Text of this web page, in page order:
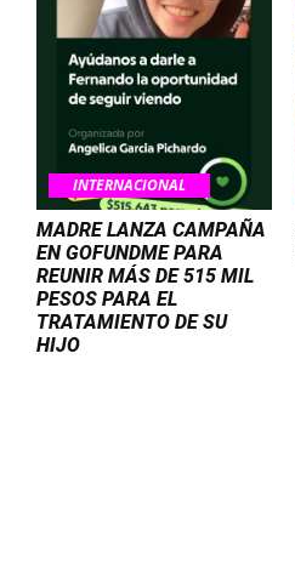
INTERNACIONAL
MADRE LANZA CAMPAÑA
EN GOFUNDME PARA
REUNIR MÁS DE 515 MIL
PESOS PARA EL
TRATAMIENTO DE SU
HIJO